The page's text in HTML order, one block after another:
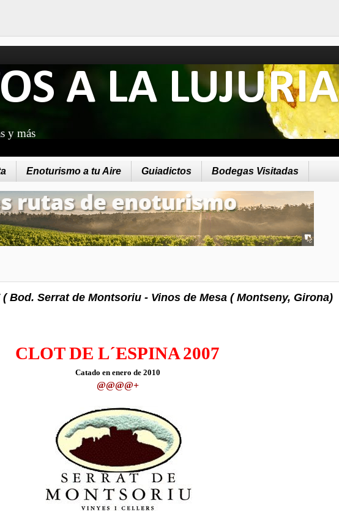
A LA LUJURIA
y más
Enoturismo a tu Aire Guiadictos Bodegas Visitadas
( Bod. Serrat de Montsoriu - Vinos de Mesa ( Montseny, Girona)
CLOT DE L´ESPINA2007
Catado en enero de 2010
@@@@+